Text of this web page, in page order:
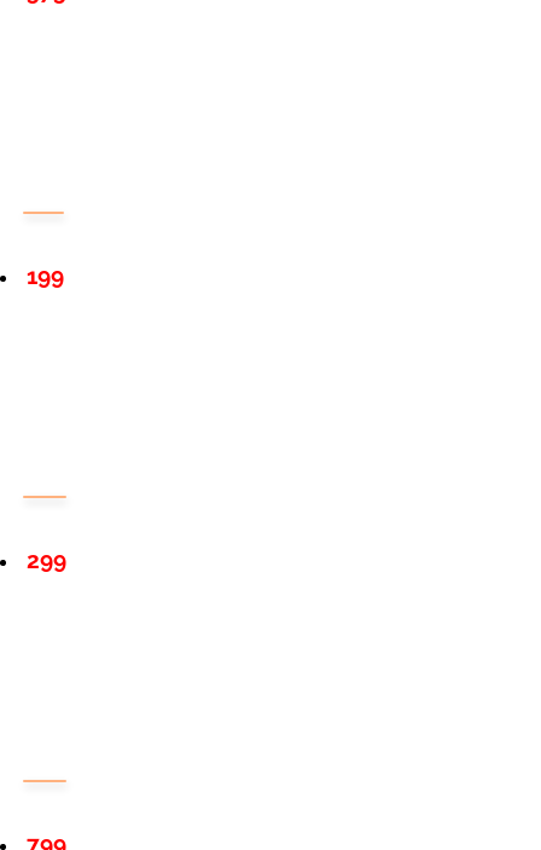
199
299
799